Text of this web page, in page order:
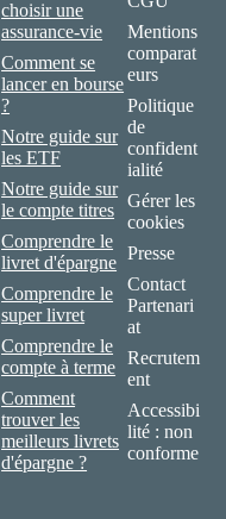
choisir une
assurance-vie
Comment se
lancer en bourse
?
Notre guide sur
les ETF
Notre guide sur
le compte titres
Comprendre le
livret d'épargne
Comprendre le
super livret
Comprendre le
compte à terme
Comment
trouver les
meilleurs livrets
d'épargne ?
Mentions
comparat
eurs
Politique
de
confident
ialité
Gérer les
cookies
Presse
Contact
Partenari
at
Recrutem
ent
Accessibi
lité : non
conforme